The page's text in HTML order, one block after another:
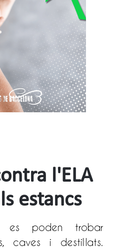
l'ELA
estancs
es poden trobar
caves i destil·lats.